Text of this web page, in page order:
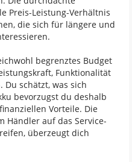
Preis-Leistung-Verhältnis
die sich für längere und
begrenztes Budget
Funktionalität
Du schätzt, was sich
bevorzugst du deshalb
Vorteile. Die
Händler auf das Service-
überzeugt dich